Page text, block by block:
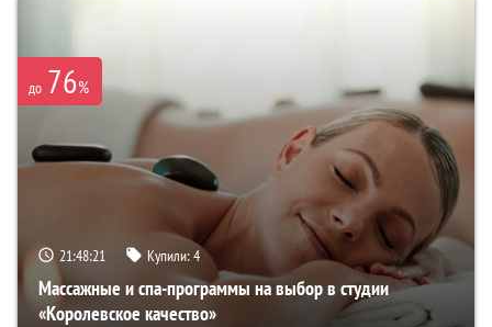
до 76%
21:48:19 Купили:4
Массажные и спа-программы на выбор в студии
«Королевское качество»